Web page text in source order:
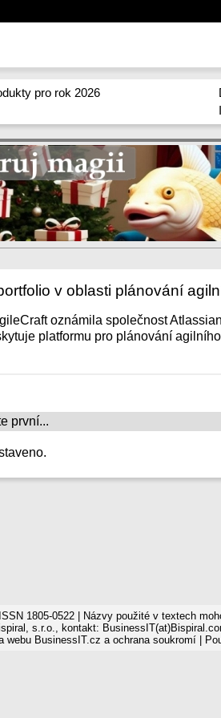
pro rok 2026
v oblasti plánování
oznámila společnost
platformu pro plánování
první...
1805-0522 | Názvy použité v textech
s.r.o., kontakt:
webu BusinessIT.cz a ochrana soukromí|